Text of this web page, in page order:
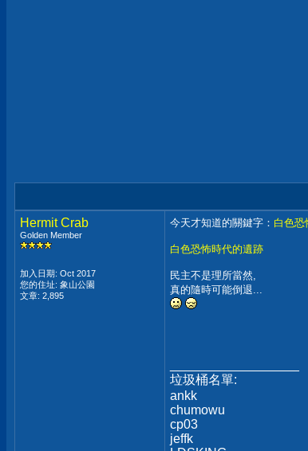
Hermit Crab
Golden Member
加入日期: Oct 2017
您的住址: 象山公園
文章: 2,895
今天才知道的關鍵字： 白色恐
白色恐怖時代的遺跡
民主不是理所當然,
真的隨時可能倒退...
垃圾桶名單:
ankk
chumowu
cp03
jeffk